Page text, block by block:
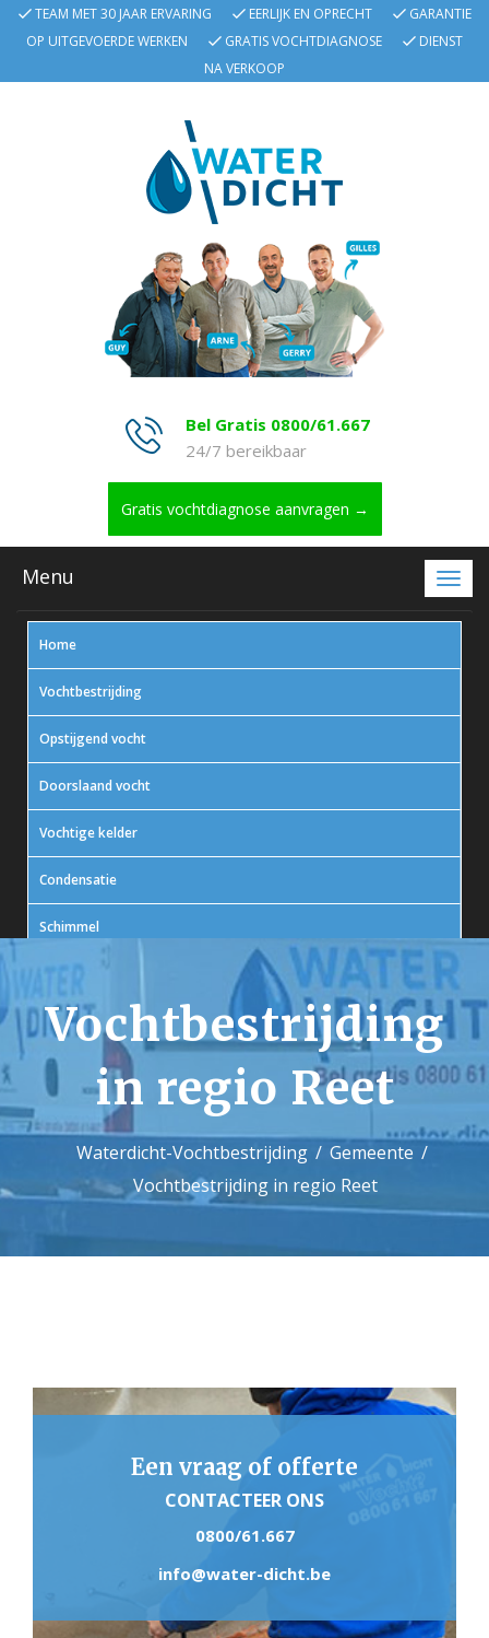
TEAM MET 30 JAAR ERVARING EERLIJK EN OPRECHT
GARANTIE
OP UITGEVOERDE WERKEN
GRATIS VOCHTDIAGNOSE
DIENST
NA VERKOOP
Bel Gratis 0800/61.667
24/7 bereikbaar
Gratis vochtdiagnose aanvragen →
Menu
Home
Vochtbestrijding
Opstijgend vocht
Doorslaand vocht
Vochtige kelder
Condensatie
Schimmel
In actie
Contact
Vochtbestrijding
in regio Reet
Waterdicht-Vochtbestrijding
Gemeente
Vochtbestrijding in regio Reet
Een vraag of offerte
CONTACTEER ONS
0800/61.667
info@water-dicht.be